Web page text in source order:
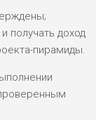
получать доход
пирамиды.